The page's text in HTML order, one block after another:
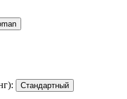
Стандартный